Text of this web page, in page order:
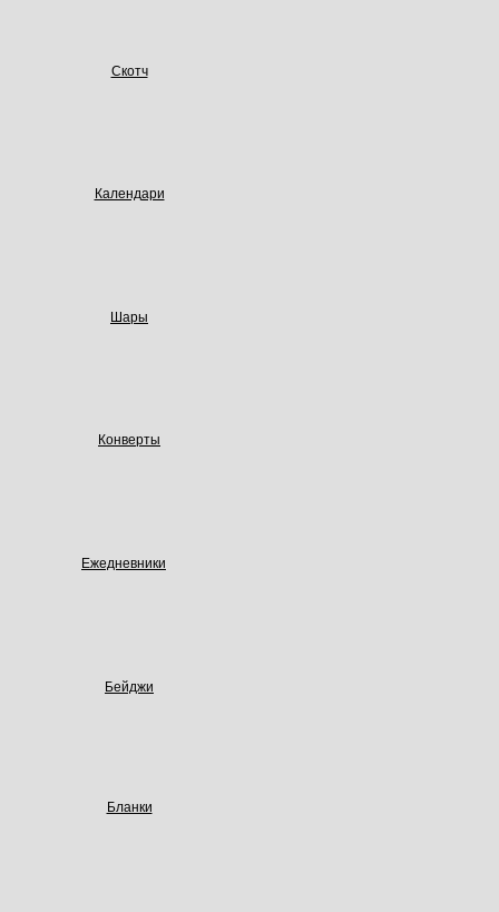
Скотч
Календари
Шары
Конверты
Ежедневники
Бейджи
Бланки